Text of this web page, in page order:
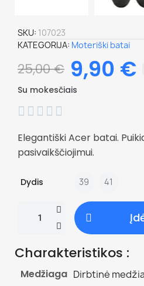
SKU 107023
KATEGORIJA Moteriški batai
25,00 € 9,90 €
Su mokesčiais
    
Elegantiški Acer batai.
pasivaikščiojimui.
Dydis 39 41
Charakteristikos :
Medžiaga Dirbtinė